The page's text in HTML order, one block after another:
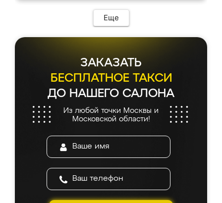
Еще
ЗАКАЗАТЬ
БЕСПЛАТНОЕ ТАКСИ
ДО НАШЕГО САЛОНА
Из любой точки Москвы и
Московской области!